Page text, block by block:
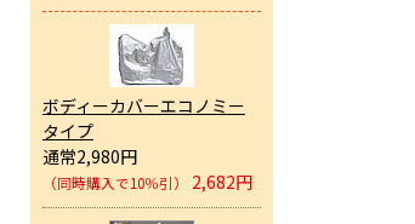
ボディーカバーエコノミー
タイプ
通常2,980円
（同時購入で10％引） 2,682円